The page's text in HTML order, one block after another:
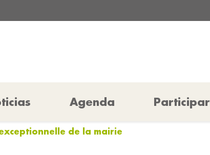
Agenda Participar
de la mairie